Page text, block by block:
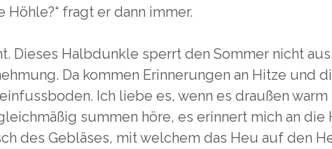
fragt er dann immer.
Dieses Halbdunkle sperrt den Sommer nicht
Da kommen Erinnerungen an Hitze und
Ich liebe es, wenn es draußen
summen höre, es erinnert mich an die
des Gebläses, mit welchem das Heu auf den